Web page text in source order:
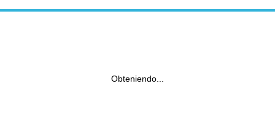
Obteniendo...